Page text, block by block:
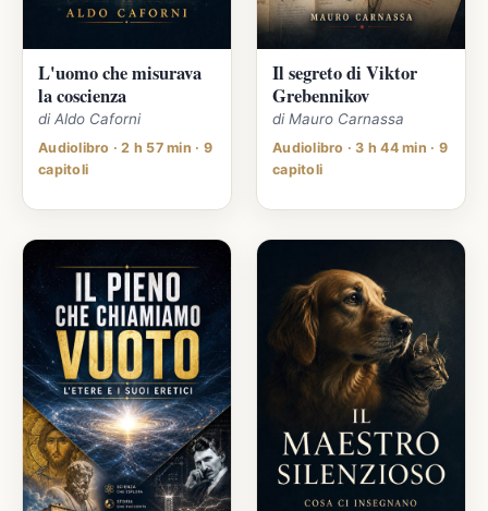
L'uomo che misurava
la coscienza
di Aldo Caforni
Audiolibro · 2 h 57 min · 9
capitoli
Il segreto di Viktor
Grebennikov
di Mauro Carnassa
Audiolibro · 3 h 44 min · 9
capitoli